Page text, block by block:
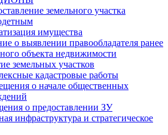
земельного участка
имущества
о выявлении правообладателя ранее
объекта недвижимости
земельных участков
кадастровые работы
о начале общественных
о предоставлении ЗУ
инфраструктура и стратегическое